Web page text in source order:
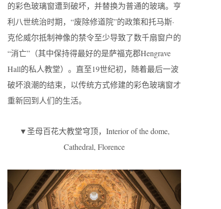
的彩色玻璃窗遭到破坏，并替换为普通的玻璃。亨
利八世统治时期，“废除修道院”的政策和托马斯·
克伦威尔抵制神像的禁令至少导致了数千扇窗户的
“消亡”（其中保持得最好的是萨福克郡Hengrave
Hall的私人教堂）。直至19世纪初，随着最后一波
破坏浪潮的结束，以传统方式修建的彩色玻璃窗才
重新回到人们的生活。
▼圣母百花大教堂穹顶，Interior of the dome,
Cathedral, Florence